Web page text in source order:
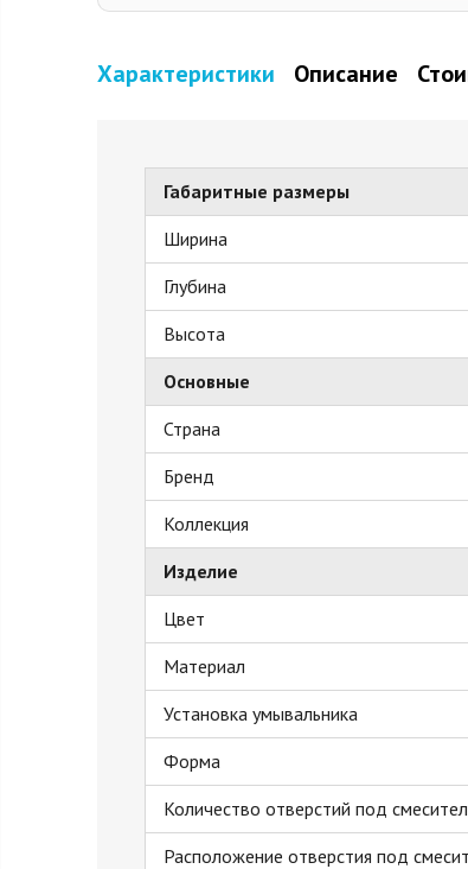
Характеристики Описание
Габаритные размеры
Ширина
Глубина
Высота
Основные
Страна
Бренд
Коллекция
Изделие
Цвет
Материал
Установка умывальника
Форма
Количество отверстий под
Расположение отверстия под